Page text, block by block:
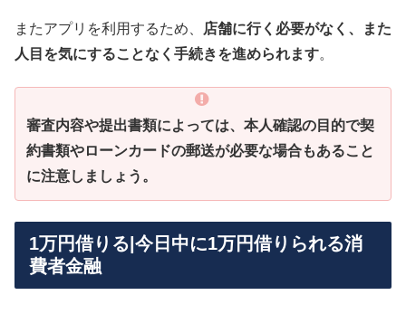
またアプリを利用するため、
店舗に行く必要がなく、また
人目を気にすることなく手続きを進められます。
審査内容や提出書類によっては、本人確認の目的で契
約書類やローンカードの郵送が必要な場合もあること
に注意しましょう。
1万円借りる|今日中に1万円借りられる消
費者金融